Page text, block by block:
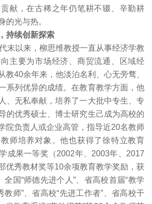
献，在古稀之年仍笔耕不辍、辛勤耕
的光与热。
持续创新探索
末以来，柳思维教授一直从事经济学教
主要为市场经济、商贸流通、区域经
教40余年来，他淡泊名利、心无旁骛、
系列优异的成绩。在教育教学方面，他
、无私奉献，培养了一大批中专生、专
的优秀硕士、博士研究生己成为高校的
院负责人或企业高管，指导近20名教师
师培养对象。他也获得了徐特立教育
成果一等奖（2002年、2003年、2017
优秀教材奖等10余项教育教学奖励，获
全国“师德先进个人”、省高校首届“教学
教师”、省高校“先进工作者”、省高校干